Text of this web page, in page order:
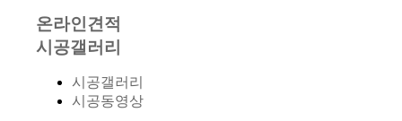
온라인견적
시공갤러리
시공갤러리
시공동영상